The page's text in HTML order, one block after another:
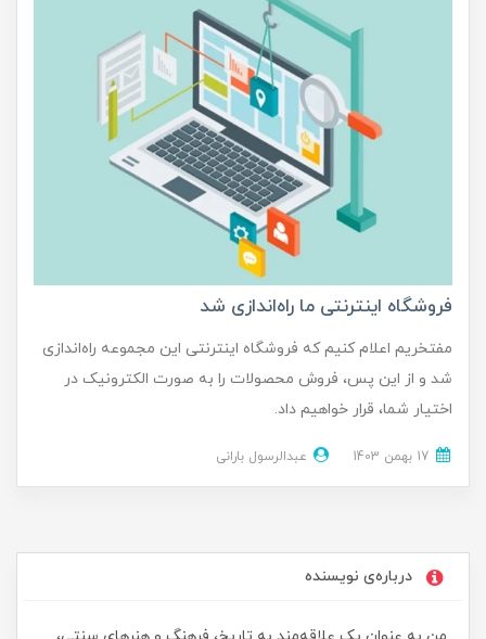
فروشگاه اینترنتی ما راه‌اندازی شد
مفتخریم اعلام کنیم که فروشگاه اینترنتی این مجموعه راه‌اندازی
شد و از این پس، فروش محصولات را به صورت الکترونیک در
اختیار شما، قرار خواهیم داد.
عبدالرسول بارانی
درباره‌ی نویسنده